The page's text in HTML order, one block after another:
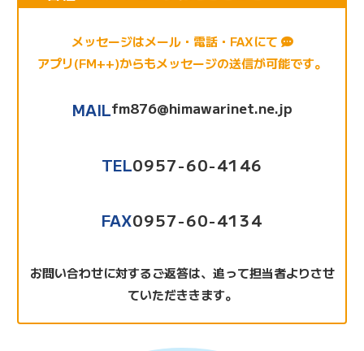
メッセージはメール・電話・FAXにて
アプリ(FM++)からもメッセージの送信が可能です。
MAILfm876@himawarinet.ne.jp
TEL0957-60-4146
FAX0957-60-4134
お問い合わせに対するご返答は、追って担当者よりさせ
ていただききます。